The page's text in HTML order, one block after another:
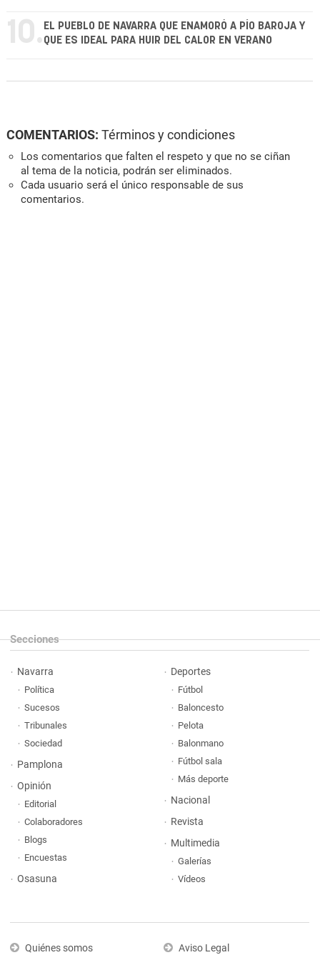
10. EL PUEBLO DE NAVARRA QUE ENAMORÓ A PÍO BAROJA Y
QUE ES IDEAL PARA HUIR DEL CALOR EN VERANO
COMENTARIOS: Términos y condiciones
Los comentarios que falten el respeto y que no se ciñan
al tema de la noticia, podrán ser eliminados.
Cada usuario será el único responsable de sus
comentarios.
Secciones
Navarra
Política
Sucesos
Tribunales
Sociedad
Pamplona
Opinión
Editorial
Colaboradores
Blogs
Encuestas
Osasuna
Deportes
Fútbol
Baloncesto
Pelota
Balonmano
Fútbol sala
Más deporte
Nacional
Revista
Multimedia
Galerías
Vídeos
Quiénes somos Aviso Legal